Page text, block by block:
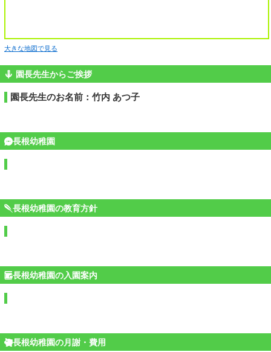
大きな地図で見る
園長先生からご挨拶
園長先生のお名前：竹内 あつ子
長根幼稚園
長根幼稚園の教育方針
長根幼稚園の入園案内
長根幼稚園の月謝・費用